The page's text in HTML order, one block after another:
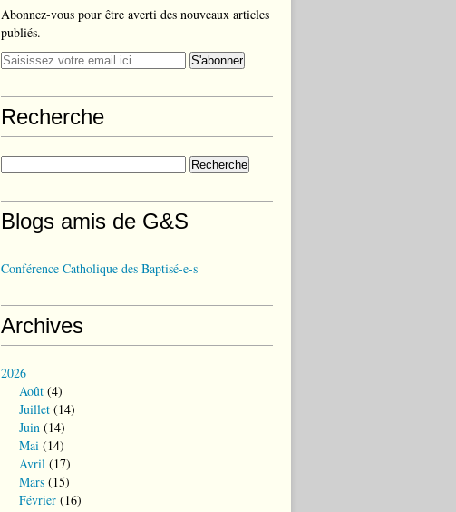
Abonnez-vous pour être averti des nouveaux articles
publiés.
Recherche
Blogs amis de G&S
Conférence Catholique des Baptisé-e-s
Archives
2026
Août (4)
Juillet (14)
Juin (14)
Mai (14)
Avril (17)
Mars (15)
Février (16)